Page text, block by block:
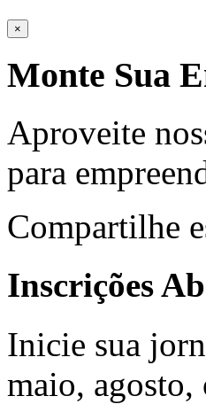
×
Monte Sua
Aproveite
para
Compartilhe
Inscrições
Inicie sua
maio, agosto,